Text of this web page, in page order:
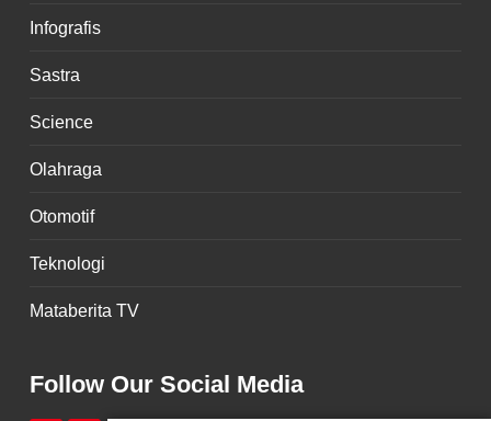
Infografis
Sastra
Science
Olahraga
Otomotif
Teknologi
Mataberita TV
Follow Our Social Media